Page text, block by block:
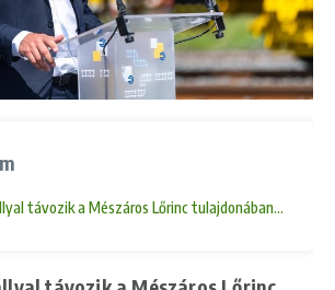
távozik a Mészáros Lőrinc tulajdonában álló V-